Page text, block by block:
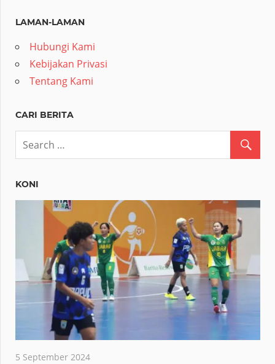
LAMAN-LAMAN
Hubungi Kami
Kebijakan Privasi
Tentang Kami
CARI BERITA
KONI
5 September 2024